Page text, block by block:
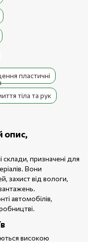
пластичні
тіла та рук
опис,
склади, призначені для
Вони
захист від вологи,
автомобілів,
високою